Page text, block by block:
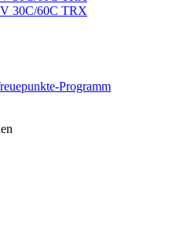
Programm